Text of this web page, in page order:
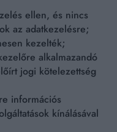
ellen, és nincs
az adatkezelésre;
kezelték;
alkalmazandó
jogi kötelezettség
információs
kínálásával